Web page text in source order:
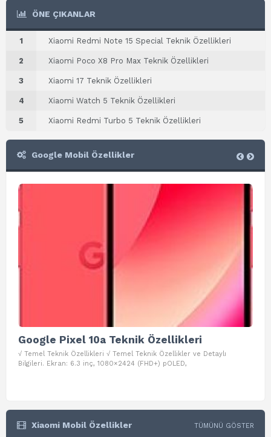
ÖNE ÇIKANLAR
1 Xiaomi Redmi Note 15 Special Teknik Özellikleri
2 Xiaomi Poco X8 Pro Max Teknik Özellikleri
3 Xiaomi 17 Teknik Özellikleri
4 Xiaomi Watch 5 Teknik Özellikleri
5 Xiaomi Redmi Turbo 5 Teknik Özellikleri
Google Mobil Özellikler
Google Pixel 10a Teknik Özellikleri
√ Temel Teknik Özellikleri √ Temel Teknik Özellikler ve Detaylı
Bilgileri. Ekran: 6.3 inç, 1080×2424 (FHD+) pOLED,
Xiaomi Mobil Özellikler TÜMÜNÜ GÖSTER